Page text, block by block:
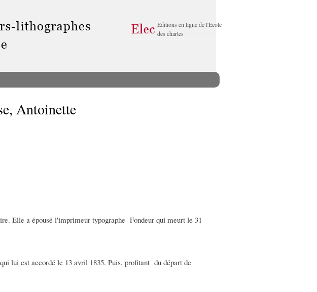
Éditions en ligne de l'École
des chartes
Antoinette
Elle a épousé l'imprimeur typographe Fondeur qui meurt le 31
lui est accordé le 13 avril 1835. Puis, profitant du départ de